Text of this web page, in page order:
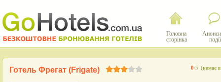
Головна
сторінка
події
0/5 (немає
Готель Фрегат (Frigate)